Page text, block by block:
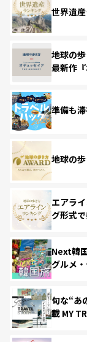
世界遺
地球の
最新作『
準備も
地球の
エアラ
グ形式
Next韓
グルメ
旬な“あ
載 MY